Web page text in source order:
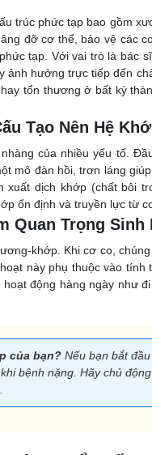
trúc phức tạp bao gồm
đỡ cơ thể, bảo vệ các
tạp. Với vai trò là bác
ảnh hưởng trực tiếp đến
tổn thương ở bất kỳ
Tạo Nên Hệ
của nhiều yếu tố.
mô đàn hồi, trơn láng
xuất dịch khớp (chất bôi
ổn định và truyền lực từ
Quan Trọng Sinh
khớp. Khi cơ co,
này phụ thuộc vào
động hàng ngày như
của bạn? Nếu bạn bắt
bệnh nặng. Hãy chủ